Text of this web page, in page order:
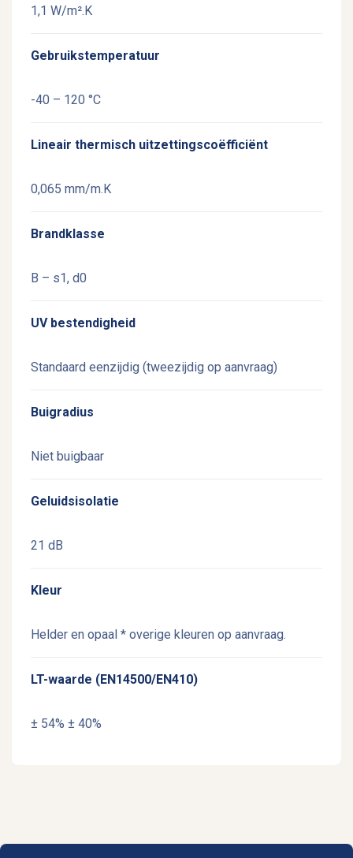
1,1 W/m².K
Gebruikstemperatuur
-40 – 120 °C
Lineair thermisch uitzettingscoëfficiënt
0,065 mm/m.K
Brandklasse
B – s1, d0
UV bestendigheid
Standaard eenzijdig (tweezijdig op aanvraag)
Buigradius
Niet buigbaar
Geluidsisolatie
21 dB
Kleur
Helder en opaal * overige kleuren op aanvraag.
LT-waarde (EN14500/EN410)
± 54% ± 40%